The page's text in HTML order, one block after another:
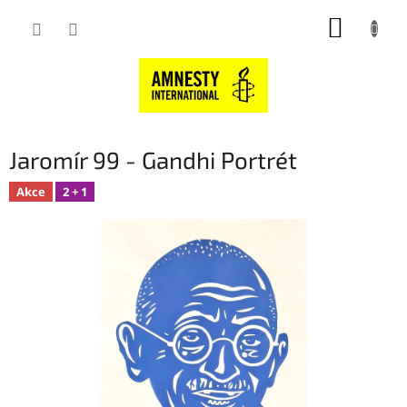
Jaromír 99 - Gandhi Portrét
Akce 2 + 1